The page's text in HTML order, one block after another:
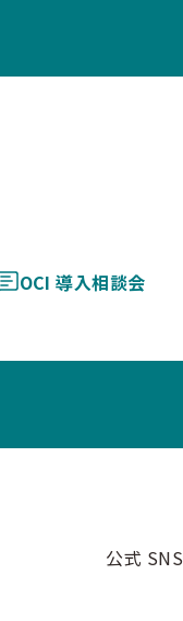
OCI 導入相談会
公式 SNS